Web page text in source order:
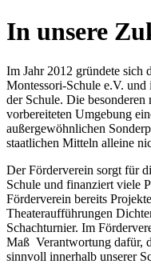
In unsere
Im Jahr 2012 gründete sich
Montessori-Schule e.V. und
der Schule. Die
vorbereiteten Umgebung
außergewöhnlichen
staatlichen Mitteln alleine
Der Förderverein sorgt für
Schule und finanziert viele
Förderverein bereits
Theateraufführungen
Schachturnier. Im
Maß Verantwortung dafür,
sinnvoll innerhalb unserer